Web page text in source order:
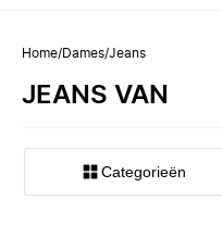
Home/Dames/Jeans
JEANS VAN
Categorieën